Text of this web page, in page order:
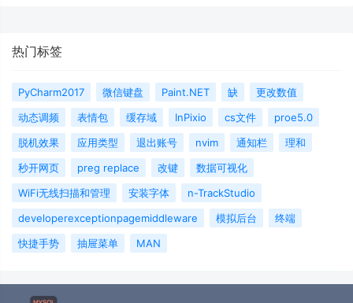
热门标签
PyCharm2017 微信键盘 Paint.NET 缺
更改数值
动态调频
表情包 缓存域 InPixio cs文件
proe5.0
脱机效果
应用类型 退出账号 nvim 通知栏
理和
秒开网页
preg replace 改键
数据可视化
WiFi无线扫描和管理
安装字体
n-TrackStudio
developerexceptionpagemiddleware
模拟后台
终端
快捷手势
抽屉菜单 MAN